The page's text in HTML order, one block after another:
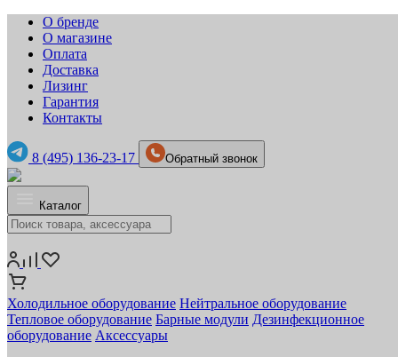
О бренде
О магазине
Оплата
Доставка
Лизинг
Гарантия
Контакты
8 (495) 136-23-17 Обратный звонок
Каталог
Холодильное оборудование Нейтральное оборудование
Тепловое оборудование Барные модули Дезинфекционное
оборудование Аксессуары